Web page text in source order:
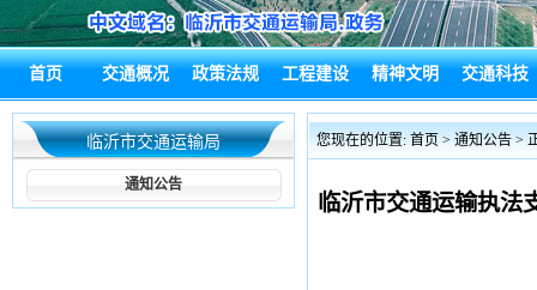
首页 交通概况 政策法规 工程建设 精神文明 交通科技
政府信息公 热点回应 通知公告 综合新闻 政务信息
局长信箱
临沂市交通运输局
通知公告
您现在的位置: 首页 > 通知公告 >
临沂市交通运输执法